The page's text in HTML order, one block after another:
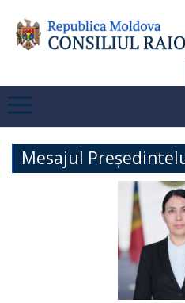
Mesajul